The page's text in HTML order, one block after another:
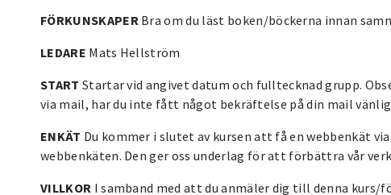
FÖRKUNSKAPER Bra om du läst boken/böckerna innan
LEDARE Mats Hellström
START Startar vid angivet datum och fulltecknad grupp.
via mail, har du inte fått något bekräftelse på din mail
ENKÄT Du kommer i slutet av kursen att få en webbenkät
webbenkäten. Den ger oss underlag för att förbättra vår
VILLKOR I samband med att du anmäler dig till denna